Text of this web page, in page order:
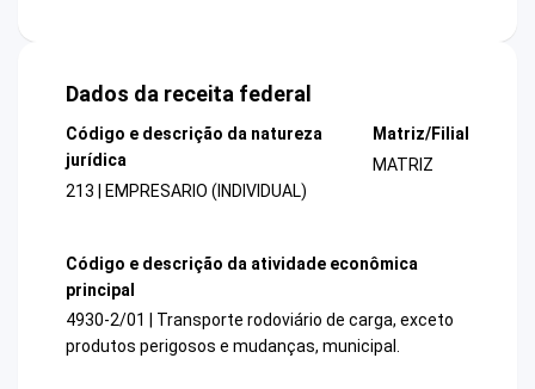
Dados da receita federal
Código e descrição da natureza
jurídica
213 | EMPRESARIO (INDIVIDUAL)
Matriz/Filial
MATRIZ
Código e descrição da atividade econômica
principal
4930-2/01 | Transporte rodoviário de carga, exceto
produtos perigosos e mudanças, municipal.